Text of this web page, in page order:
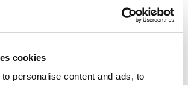
cookies
personalise content and ads, to
Nós asseguramos inovações em
universidades e institutos para seguir
depende essencialmente do sucesso